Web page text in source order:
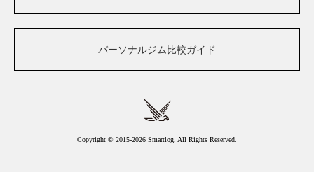
パーソナルジム比較ガイド
Copyright © 2015-2026 Smartlog. All Rights Reserved.